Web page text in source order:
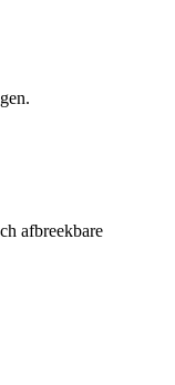
afbreekbare